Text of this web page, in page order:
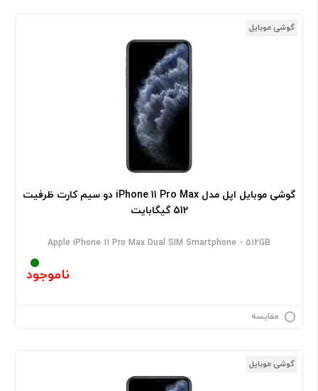
گوشی موبایل
گوشی موبایل اپل مدل iPhone 11 Pro Max دو سیم‌ کارت ظرفیت
512 گیگابایت
Apple iPhone 11 Pro Max Dual SIM Smartphone - 512GB
ناموجود
مقایسه
گوشی موبایل